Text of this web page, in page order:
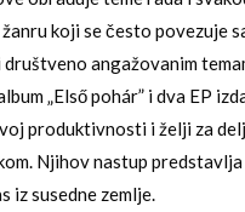
koji se često povezuje
angažovanim
„Első pohár” i dva EP
produktivnosti i želji za
Njihov nastup
iz susedne zemlje.